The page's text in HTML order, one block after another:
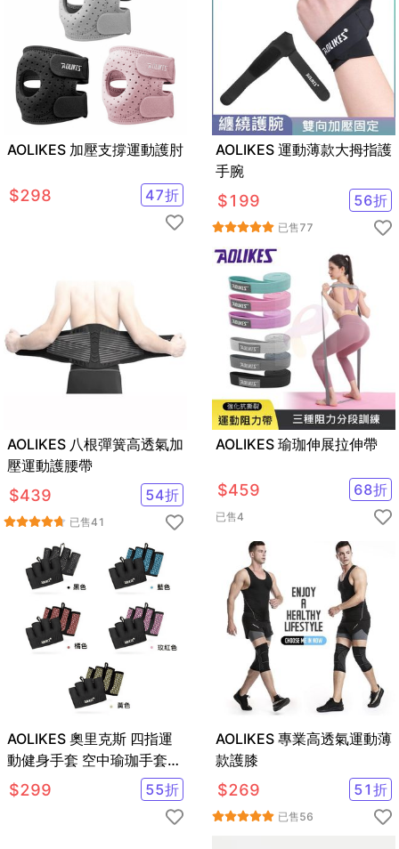
AOLIKES 加壓支撐運動護肘
$298 47折
AOLIKES 運動薄款大拇指護
手腕
$199 56折
已售77
AOLIKES 八根彈簧高透氣加
壓運動護腰帶
$439 54折
已售41
AOLIKES 瑜珈伸展拉伸帶
$459 68折
已售4
AOLIKES 奧里克斯 四指運
動健身手套 空中瑜珈手套
壺鈴手套 啞鈴手跳
$299 55折
AOLIKES 專業高透氣運動薄
款護膝
$269 51 折
已售56